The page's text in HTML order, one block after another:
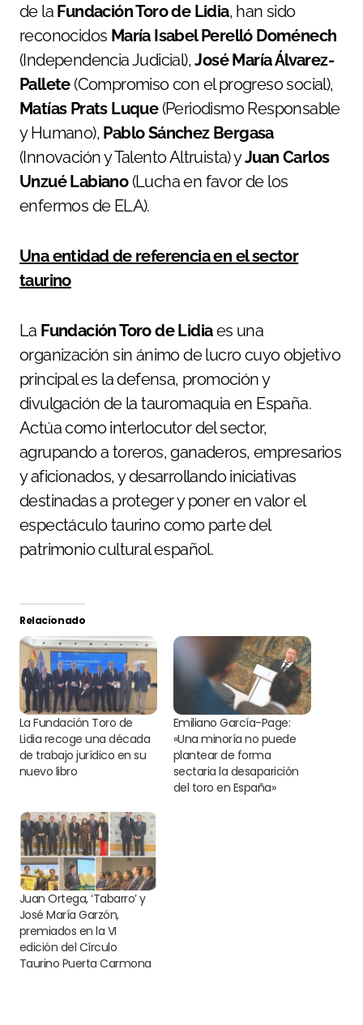
de la Fundación Toro de Lidia, han sido
reconocidos María Isabel Perelló Doménech
(Independencia Judicial),José María Álvarez-
Pallete(Compromiso con el progreso social),
Matías Prats Luque(Periodismo Responsable
y Humano), Pablo Sánchez Bergasa
(Innovación y Talento Altruista) yJuan Carlos
Unzué Labiano(Lucha en favor de los
enfermos de ELA).
Una entidad de referencia en el sector
taurino
La Fundación Toro de Lidiaes una
organización sin ánimo de lucro cuyo objetivo
principal es la defensa, promoción y
divulgación de la tauromaquia en España.
Actúa como interlocutor del sector,
agrupando a toreros, ganaderos, empresarios
y aficionados, y desarrollando iniciativas
destinadas a proteger y poner en valor el
espectáculo taurino como parte del
patrimonio cultural español.
Relacionado
La Fundación Toro de
Lidia recoge una década
de trabajo jurídico en su
nuevo libro
Emiliano García-Page:
«Una minoría no puede
plantear de forma
sectaria la desaparición
del toro en España»
Juan Ortega, ‘Tabarro’ y
José María Garzón,
premiados en la VI
edición del Círculo
Taurino Puerta Carmona